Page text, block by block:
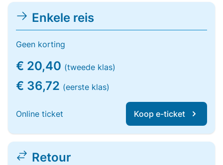
Enkele reis
Geen korting
€ 20,40 (tweede klas)
€ 36,72 (eerste klas)
Online ticket Koop e-ticket
Retour